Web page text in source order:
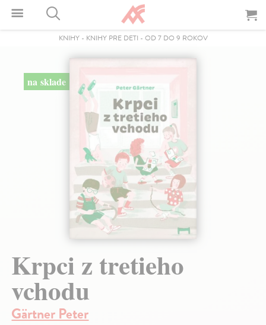
KNIHY- KNIHY PRE DETI - OD 7 DO 9 ROKOV
na sklade
Krpci z tretieho
vchodu
Gärtner Peter